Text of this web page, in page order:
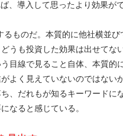
、導入して思ったより効果が
るものだ。本質的に他社横並
うも投資した効果は出せてな
目線で見ること自体、本質的
よく見えていないのではない
、だれもが知るキーワードに
なると感じている。